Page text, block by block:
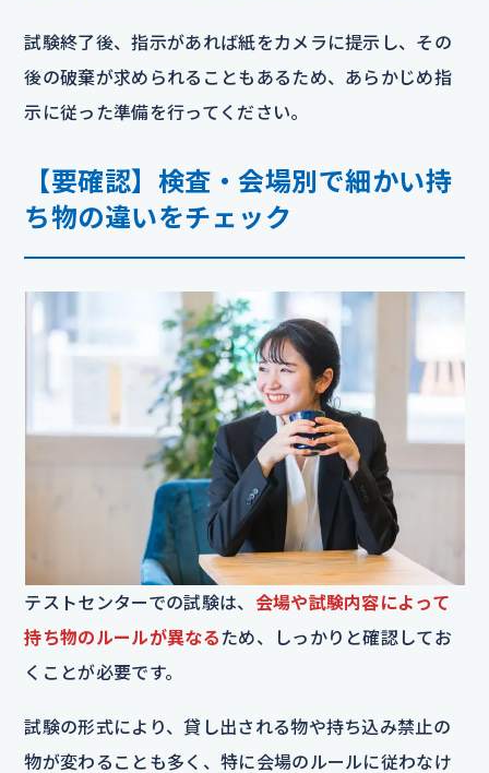
試験終了後、指示があれば紙をカメラに提示し、その
後の破棄が求められることもあるため、あらかじめ指
示に従った準備を行ってください。
【要確認】検査・会場別で細かい持
ち物の違いをチェック
テストセンターでの試験は、 会場や試験内容によって
持ち物のルールが異なるため、しっかりと確認してお
くことが必要です。
試験の形式により、貸し出される物や持ち込み禁止の
物が変わることも多く、特に会場のルールに従わなけ